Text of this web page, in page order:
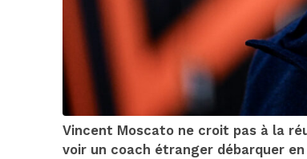
Vincent Moscato ne croit pas à la
voir un coach étranger débarquer